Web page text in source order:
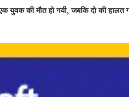
की मौत हो गयी, जबकि दो की हालत